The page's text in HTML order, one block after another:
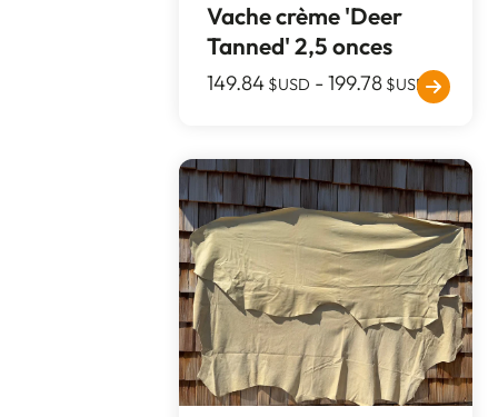
Vache crème 'Deer
Tanned' 2,5 onces
149.84 $USD -199.78 $USD